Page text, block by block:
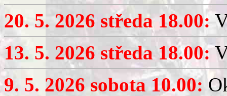
20. 5. 2026 středa 18.00:
13. 5. 2026 středa 18.00:
9. 5. 2026 sobota 10.00: